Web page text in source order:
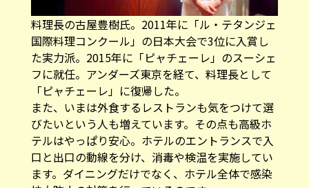
料理長の古屋豊樹氏。2011年に「ル・テタンジェ
国際料理コンクール」の日本大会で3位に入賞し
た実力派。2015年に「ピャチェーレ」のスーシェ
フに就任。アンダーズ東京を経て、料理長として
「ピャチェーレ」に復帰した。
また、いまは外食するレストランも気をつけて選
びたいという人も増えています。その点も高級ホ
テルはやっぱり安心。ホテルのエントランスで入
口と出口の動線を分け、消毒や検温を実施してい
ます。ダイニングだけでなく、ホテル全体で感染